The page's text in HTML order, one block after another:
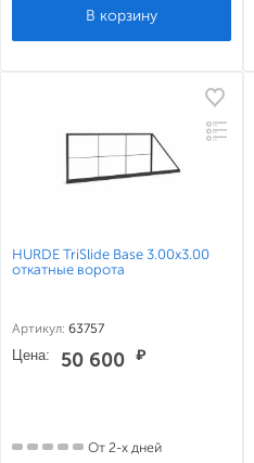
HURDE TriSlide Base 3.00x3.00
откатные ворота
Артикул: 63757
Цена: 50 600 ₽
От 2-х дней